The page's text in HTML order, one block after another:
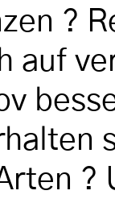
?
auf
?